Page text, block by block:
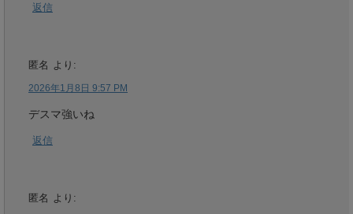
返信
匿名 より:
2026年1月8日 9:57 PM
デスマ強いね
返信
匿名 より: